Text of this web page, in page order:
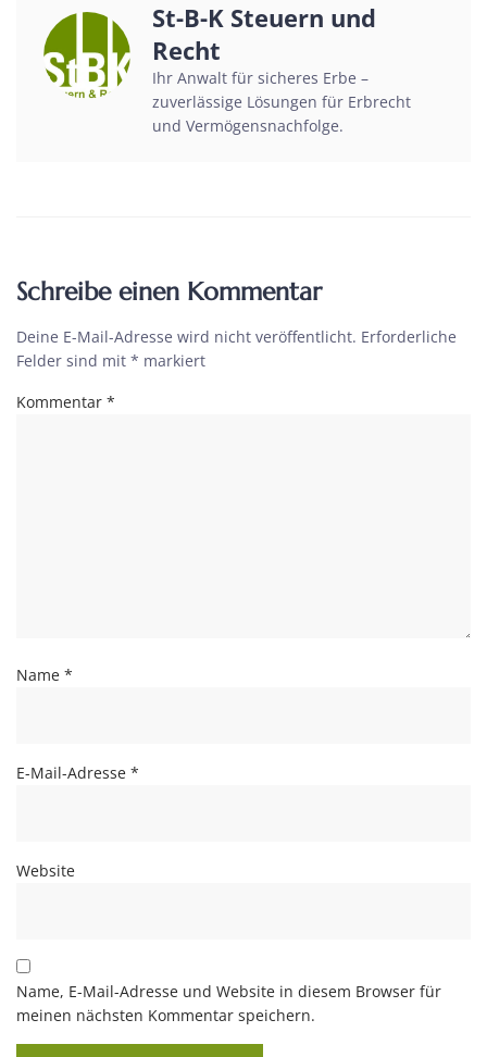
St-B-K Steuern und
Recht
Ihr Anwalt für sicheres Erbe –
zuverlässige Lösungen für Erbrecht
und Vermögensnachfolge.
Schreibe einen Kommentar
Deine E-Mail-Adresse wird nicht veröffentlicht. Erforderliche
Felder sind mit * markiert
Kommentar *
Name *
E-Mail-Adresse *
Website
Name, E-Mail-Adresse und Website in diesem Browser für
meinen nächsten Kommentar speichern.